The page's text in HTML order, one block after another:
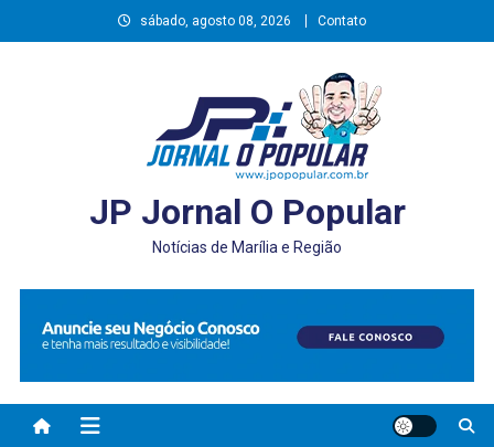
to
sábado, agosto 08, 2026 Contato
JP Jornal O Popular
Notícias de Marília e Região